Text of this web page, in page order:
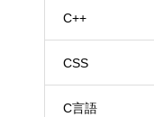
C++
CSS
C言語